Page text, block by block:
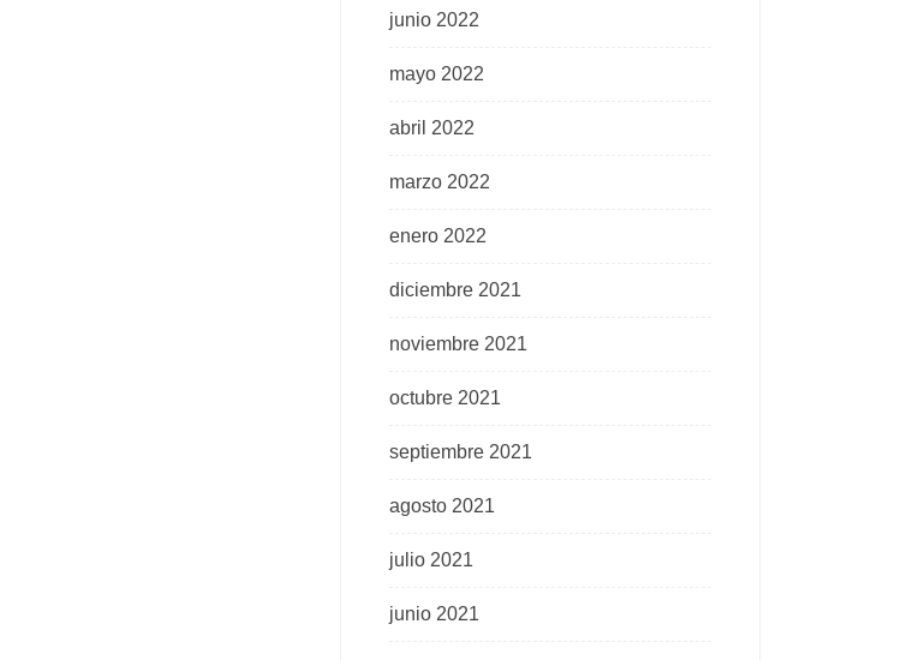
junio 2022
mayo 2022
abril 2022
marzo 2022
enero 2022
diciembre 2021
noviembre 2021
octubre 2021
septiembre 2021
agosto 2021
julio 2021
junio 2021